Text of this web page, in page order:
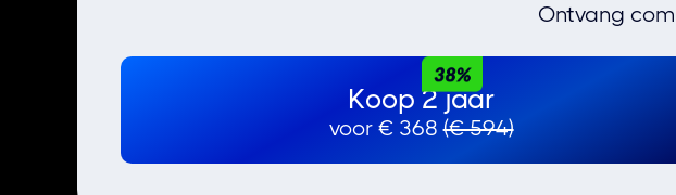
Ontvang
Koop 2 jaar
voor € 368(€ 594)